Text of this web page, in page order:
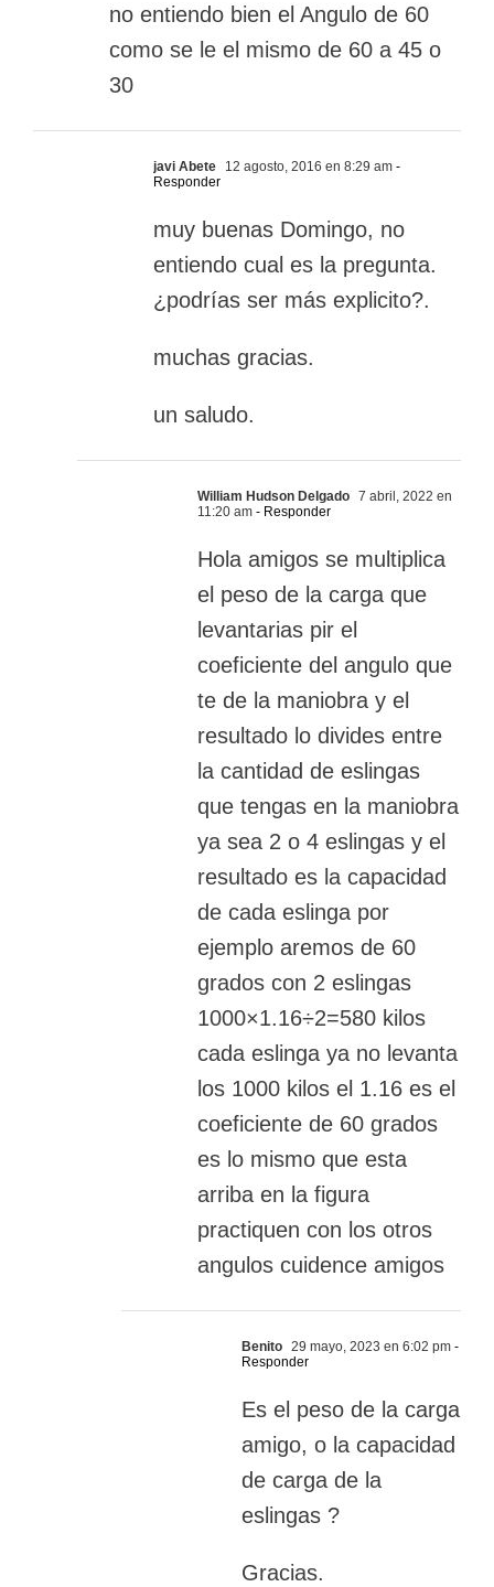
no entiendo bien el Angulo de 60
como se le el mismo de 60 a 45 o
30
javi Abete 12 agosto, 2016 en 8:29 am -
Responder
muy buenas Domingo, no
entiendo cual es la pregunta.
¿podrías ser más explicito?.
muchas gracias.
un saludo.
William Hudson Delgado 7 abril, 2022 en
11:20 am - Responder
Hola amigos se multiplica
el peso de la carga que
levantarias pir el
coeficiente del angulo que
te de la maniobra y el
resultado lo divides entre
la cantidad de eslingas
que tengas en la maniobra
ya sea 2 o 4 eslingas y el
resultado es la capacidad
de cada eslinga por
ejemplo aremos de 60
grados con 2 eslingas
1000×1.16÷2=580 kilos
cada eslinga ya no levanta
los 1000 kilos el 1.16 es el
coeficiente de 60 grados
es lo mismo que esta
arriba en la figura
practiquen con los otros
angulos cuidence amigos
Benito 29 mayo, 2023 en 6:02 pm -
Responder
Es el peso de la carga
amigo, o la capacidad
de carga de la
eslingas ?
Gracias.